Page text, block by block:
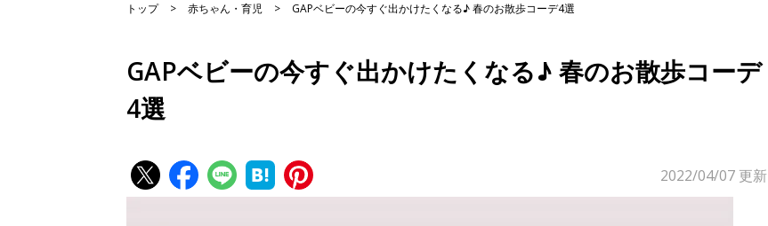
トップ 赤ちゃん・育児 GAPベビーの今すぐ出かけたくなる♪ 春のお散歩コーデ4選
GAPベビーの今すぐ出かけたくなる♪ 春のお散歩コーデ
4選
2022/04/07 更新